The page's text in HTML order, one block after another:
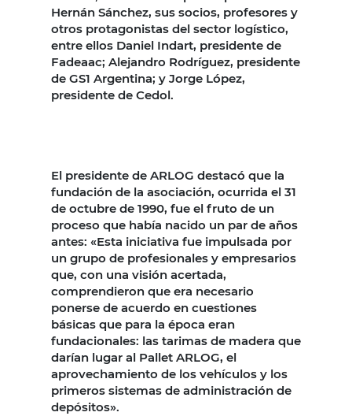
Hernán Sánchez, sus socios, profesores y
otros protagonistas del sector logístico,
entre ellos Daniel Indart, presidente de
Fadeaac; Alejandro Rodríguez, presidente
de GS1 Argentina; y Jorge López,
presidente de Cedol.
El presidente de ARLOG destacó que la
fundación de la asociación, ocurrida el 31
de octubre de 1990, fue el fruto de un
proceso que había nacido un par de años
antes: «Esta iniciativa fue impulsada por
un grupo de profesionales y empresarios
que, con una visión acertada,
comprendieron que era necesario
ponerse de acuerdo en cuestiones
básicas que para la época eran
fundacionales: las tarimas de madera que
darían lugar al Pallet ARLOG, el
aprovechamiento de los vehículos y los
primeros sistemas de administración de
depósitos».